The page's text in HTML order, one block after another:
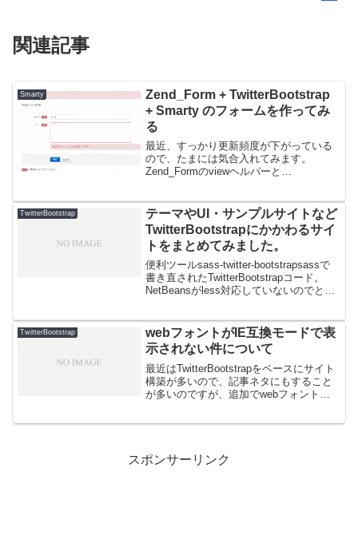
関連記事
Smarty
Zend_Form + TwitterBootstrap
+ Smarty のフォームを作ってみ
る
最近、すっかり更新頻度が下がっている
ので、たまには気合入れてみます。
Zend_Formのviewヘルパーと
るとあれこれする必要があります。過去
作ったや...
TwitterBootstrap
テーマやUI・サンプルサイトなど
TwitterBootstrapにかかわるサイ
トをまとめてみました。
便利ツールsass-twitter-bootstrapsassで
書き直されたTwitterBootstrapコード。
NetBeansがless対応していないのでとて
TwitterBootstrap
webフォントがIE互換モードで表
示されない件について
最近はTwitterBootstrapをベースにサイト
構築が多いので、記事ネタにもすること
が多いのですが、追加でwebフォントも
スポンサーリンク